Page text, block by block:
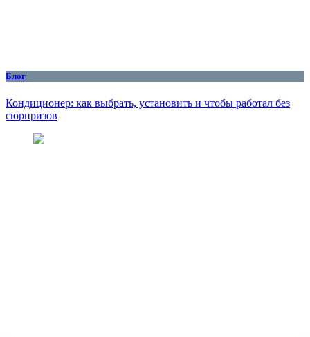
Блог
Кондиционер: как выбрать, установить и чтобы работал без
сюрпризов